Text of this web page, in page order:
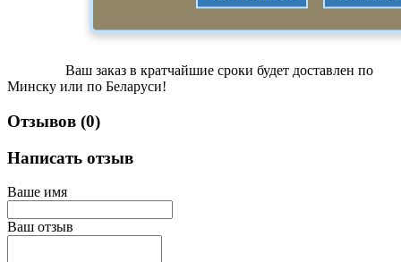
Ваш заказ в кратчайшие сроки будет доставлен по
Минску или по Беларуси!
Отзывов (0)
Написать отзыв
Ваше имя
Ваш отзыв